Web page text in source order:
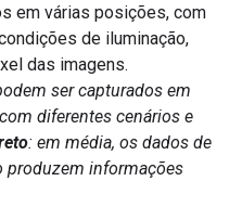
ser capturados em
diferentes cenários e
: em média, os dados de
produzem informações